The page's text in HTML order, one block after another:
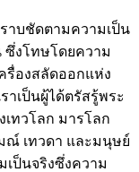
าบชัดตามความเป็น
งโทษโดยความ
รื่องสลัดออกแห่ง
าเป็นผู้ได้ตรัสรู้พระ
ทวโลก มารโลก
เทวดา และมนุษย์
เป็นจริงซึ่งความ